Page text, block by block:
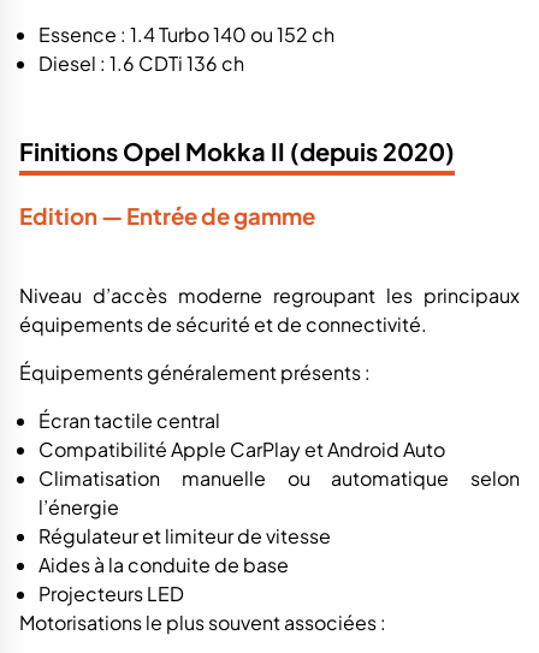
Essence : 1.4 Turbo 140 ou 152 ch
Diesel : 1.6 CDTi 136 ch
Finitions Opel Mokka II (depuis 2020)
Edition — Entrée de gamme
Niveau d’accès moderne regroupant les principaux
équipements de sécurité et de connectivité.
Équipements généralement présents :
Écran tactile central
Compatibilité Apple CarPlay et Android Auto
Climatisation manuelle ou automatique selon
l’énergie
Régulateur et limiteur de vitesse
Aides à la conduite de base
Projecteurs LED
Motorisations le plus souvent associées :